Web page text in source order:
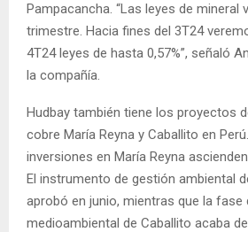
Pampacancha. “Las leyes de mineral
trimestre. Hacia fines del 3T24
4T24 leyes de hasta 0,57%”, señaló
la compañía.
Hudbay también tiene los proyectos
cobre María Reyna y Caballito en
inversiones en María Reyna
El instrumento de gestión ambiental
aprobó en junio, mientras que la fase
medioambiental de Caballito acaba